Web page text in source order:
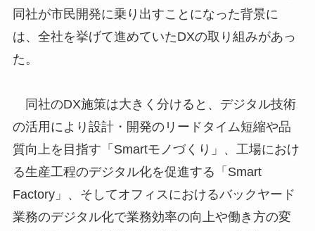
同社が市民開発に乗り出すことになった背景に
は、全社を挙げて進めていたDXの取り組みがあっ
た。
同社のDX施策は大きく分けると、デジタル技術
の活用により設計・開発のリードタイム短縮や品
質向上を目指す「Smartモノづくり」、工場におけ
る生産工程のデジタル化を促進する「Smart
Factory」、そしてオフィスにおけるバックヤード
業務のデジタル化で業務効率の向上や働き方の変